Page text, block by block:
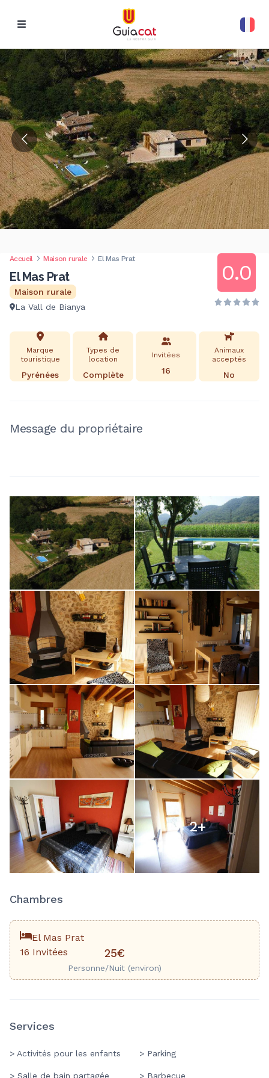
Accueil Maison rurale El Mas Prat
El Mas Prat
Maison rurale
La Vall de Bianya
0.0
Marque
touristique
Pyrénées
Types de
location
Complète
Invitées
16
Animaux
acceptés
No
Message du propriétaire
2+
Chambres
El Mas Prat
16 Invitées
25€
Personne/Nuit (environ)
Services
> Activités pour les enfants > Parking
> Salle de bain partagée > Barbecue